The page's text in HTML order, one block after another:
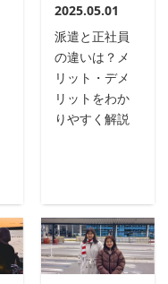
2025.05.01
派遣と正社員
の違いは？メ
リット・デメ
リットをわか
りやすく解説